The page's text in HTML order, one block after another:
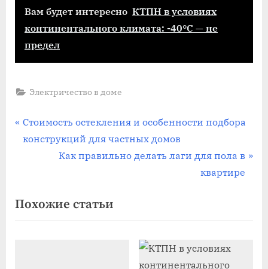
Вам будет интересно КТПН в условиях
континентального климата: -40°C — не
предел
Электричество в доме
Навигация
П
р
д
у
Стоимость остекления и особенности подбора
конструкций для частных домов
С
д
у
Как правильно делать лаги для пола в
квартире
Похожие статьи